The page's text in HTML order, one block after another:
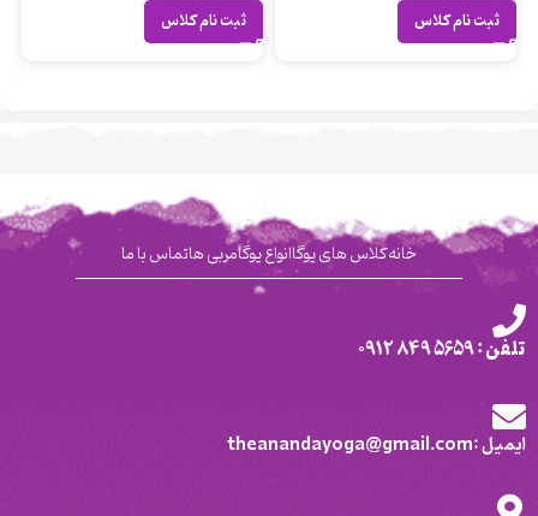
ثبت نام کلاس ثبت نام کلاس
خانهکلاس های یوگاانواع یوگامربی هاتماس با ما
تلفن : 5659 849 0912
ایمیل :theanandayoga@gmail.com